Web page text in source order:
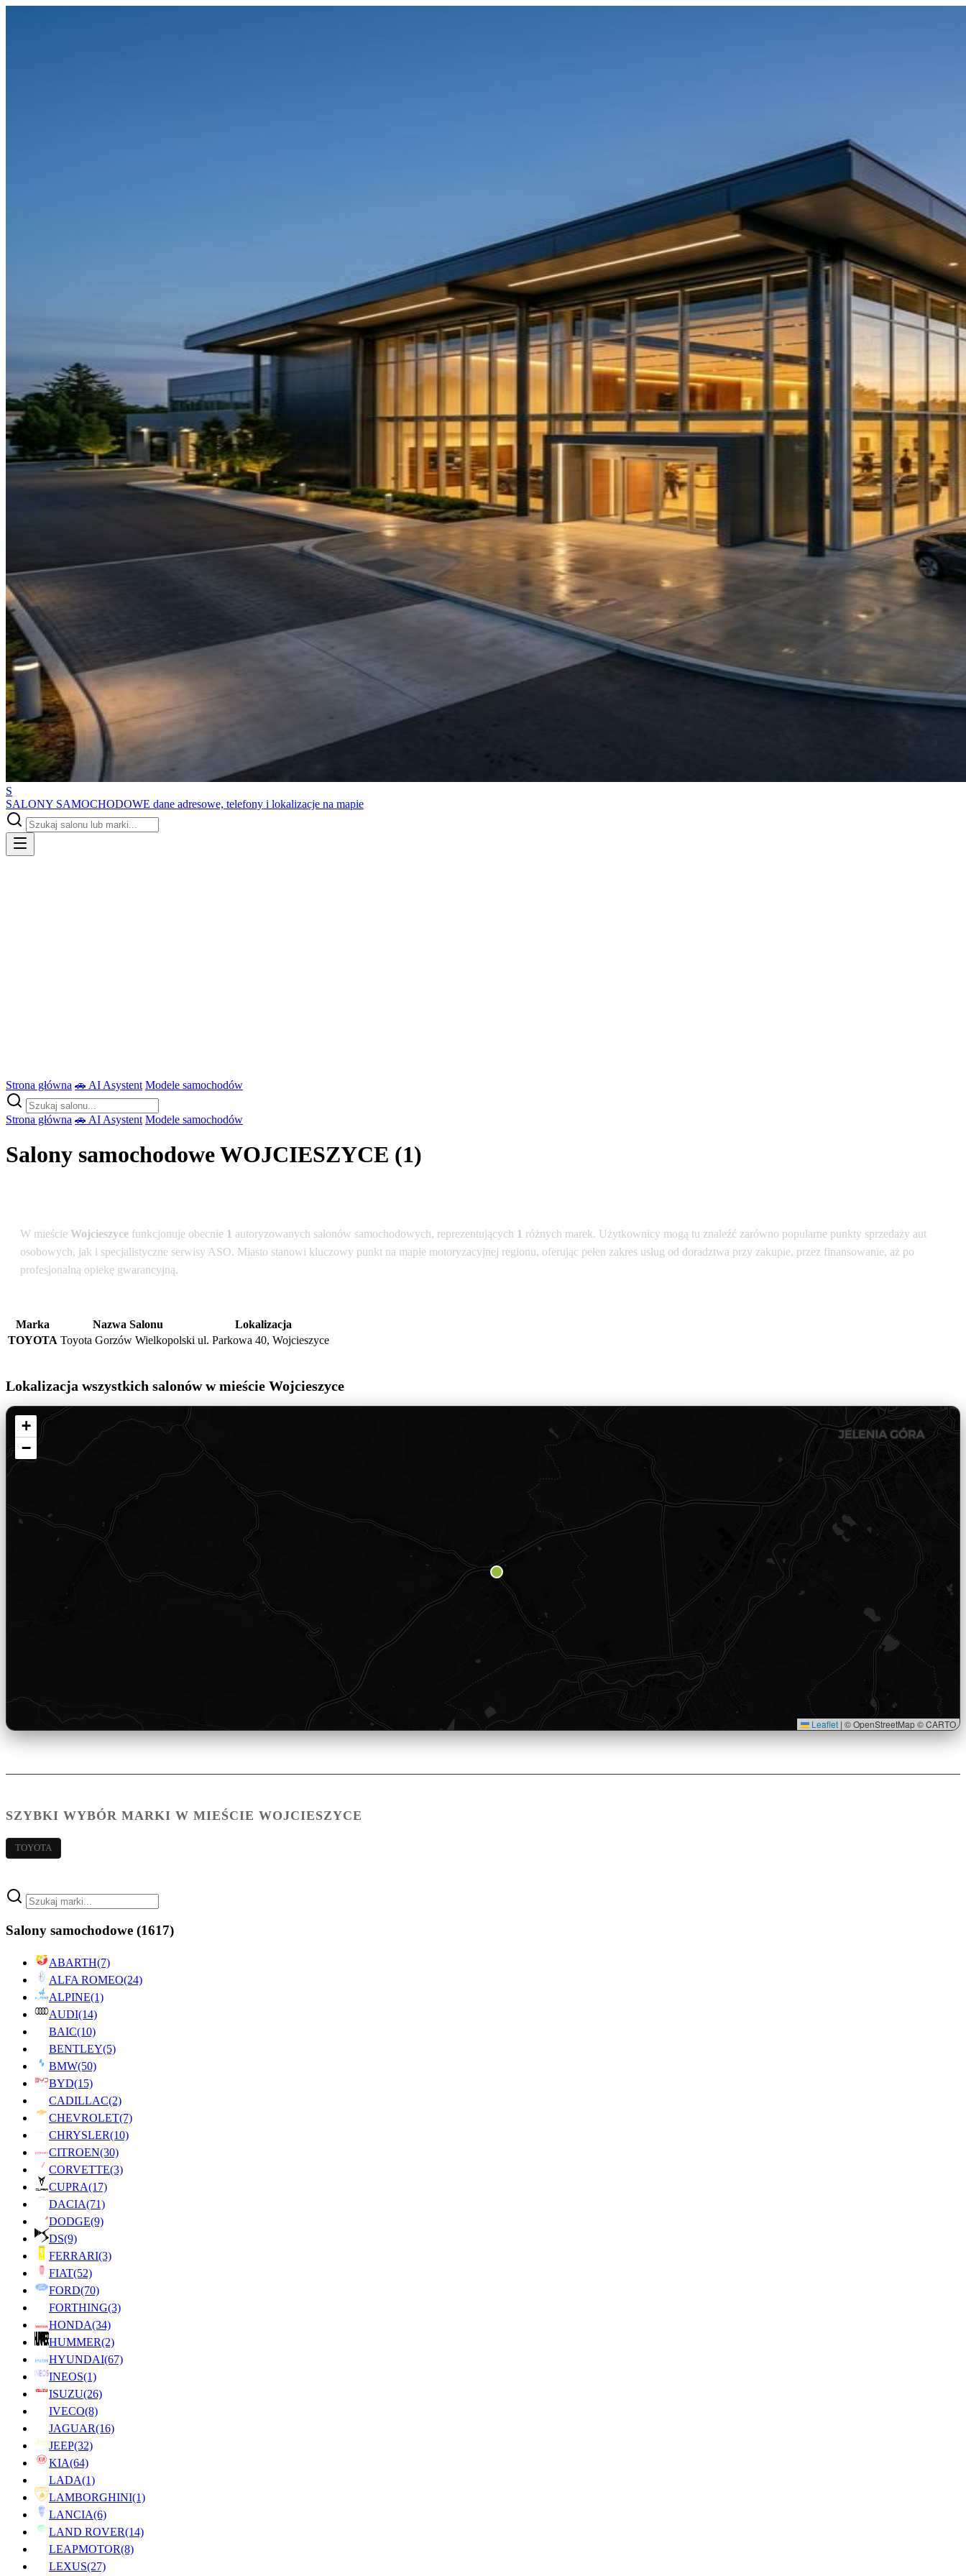
S
SALONY SAMOCHODOWE dane adresowe, telefony i lokalizacje na mapie
Strona główna 🚗 AI Asystent Modele samochodów
Strona główna 🚗 AI Asystent Modele samochodów
Salony samochodowe WOJCIESZYCE (1)
W mieście Wojcieszyce funkcjonuje obecnie 1 autoryzowanych salonów samochodowych, reprezentujących 1 różnych marek. Użytkownicy mogą tu znaleźć zarówno popularne punkty sprzedaży aut
osobowych, jak i specjalistyczne serwisy ASO. Miasto stanowi kluczowy punkt na mapie motoryzacyjnej regionu, oferując pełen zakres usług od doradztwa przy zakupie, przez finansowanie, aż po
profesjonalną opiekę gwarancyjną.
Marka Nazwa Salonu
Lokalizacja
TOYOTA Toyota Gorzów Wielkopolski ul. Parkowa 40, Wojcieszyce
Lokalizacja wszystkich salonów w mieście Wojcieszyce
+
−
Leaflet | © OpenStreetMap © CARTO
SZYBKI WYBÓR MARKI W MIEŚCIE WOJCIESZYCE
TOYOTA
Salony samochodowe (1617)
ABARTH(7)
ALFA ROMEO(24)
ALPINE(1)
AUDI(14)
BAIC(10)
BENTLEY(5)
BMW(50)
BYD(15)
CADILLAC(2)
CHEVROLET(7)
CHRYSLER(10)
CITROEN(30)
CORVETTE(3)
CUPRA(17)
DACIA(71)
DODGE(9)
DS(9)
FERRARI(3)
FIAT(52)
FORD(70)
FORTHING(3)
HONDA(34)
HUMMER(2)
HYUNDAI(67)
INEOS(1)
ISUZU(26)
IVECO(8)
JAGUAR(16)
JEEP(32)
KIA(64)
LADA(1)
LAMBORGHINI(1)
LANCIA(6)
LAND ROVER(14)
LEAPMOTOR(8)
LEXUS(27)